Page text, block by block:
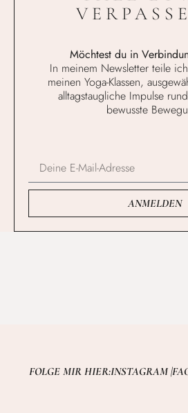
Möchtest du in
In meinem Newsletter teile
meinen Yoga-Klassen,
alltagstaugliche Impulse
bewusste
ANMELDEN
FOLGE MIR HIER:INSTAGRAM |